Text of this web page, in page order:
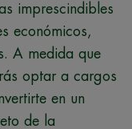
imprescindibles
económicos,
A medida que
optar a cargos
en un
de la